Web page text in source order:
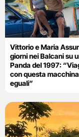
Vittorio e Maria
giorni nei Balcani su
Panda del 1997:
con questa
eguali”